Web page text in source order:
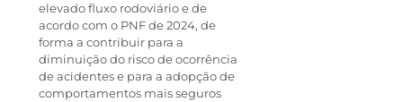
elevado fluxo rodoviário e de
acordo com o PNF de 2024, de
forma a contribuir para a
diminuição do risco de ocorrência
de acidentes e para a adopção de
comportamentos mais seguros